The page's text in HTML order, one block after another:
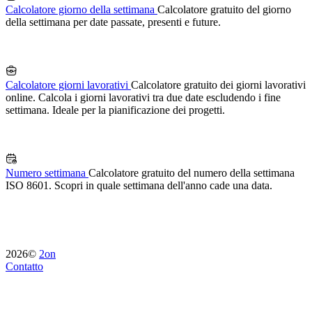
Calcolatore giorno della settimana Calcolatore gratuito del giorno
della settimana per date passate, presenti e future.
Calcolatore giorni lavorativi Calcolatore gratuito dei giorni lavorativi
online. Calcola i giorni lavorativi tra due date escludendo i fine
settimana. Ideale per la pianificazione dei progetti.
Numero settimana Calcolatore gratuito del numero della settimana
ISO 8601. Scopri in quale settimana dell'anno cade una data.
2026© 2on
Contatto